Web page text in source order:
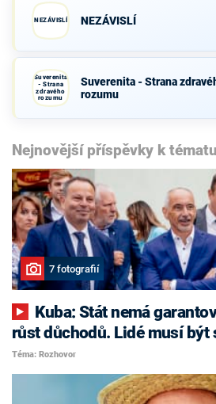
NEZÁVISLÍ NEZÁVISLÍ
Suverenita
- Strana
zdravého
rozumu
Suverenita - Strana
rozumu
Nejnovější příspěvky k tématu
7 fotografií
růst důchodů. Lidé musí být
Téma: Rozhovor